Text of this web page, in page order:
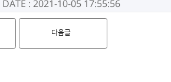
DATE : 2021-10-05 17:55:56
다음글